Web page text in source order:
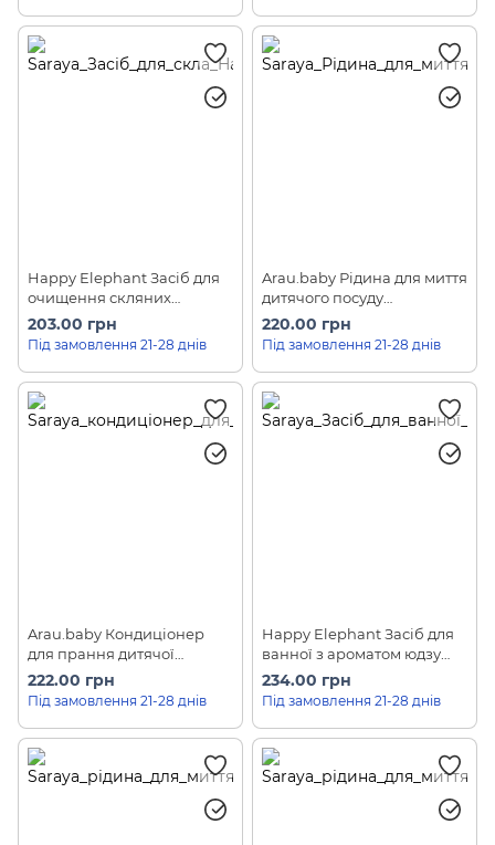
Happy Elephant Засіб для
очищення скляних
поверхонь Saraya (500 мл)
203.00 грн
Під замовлення 21-28 днів
Arau.baby Рідина для миття
дитячого посуду
(наповнювач) Saraya (450
мл)
220.00 грн
Під замовлення 21-28 днів
Arau.baby Кондиціонер
для прання дитячої
білизни (наповнювач)
Saraya Laundry Conditioner
(440 мл)
222.00 грн
Під замовлення 21-28 днів
Happy Elephant Засіб для
ванної з ароматом юдзу
Saraya (500 мл)
234.00 грн
Під замовлення 21-28 днів